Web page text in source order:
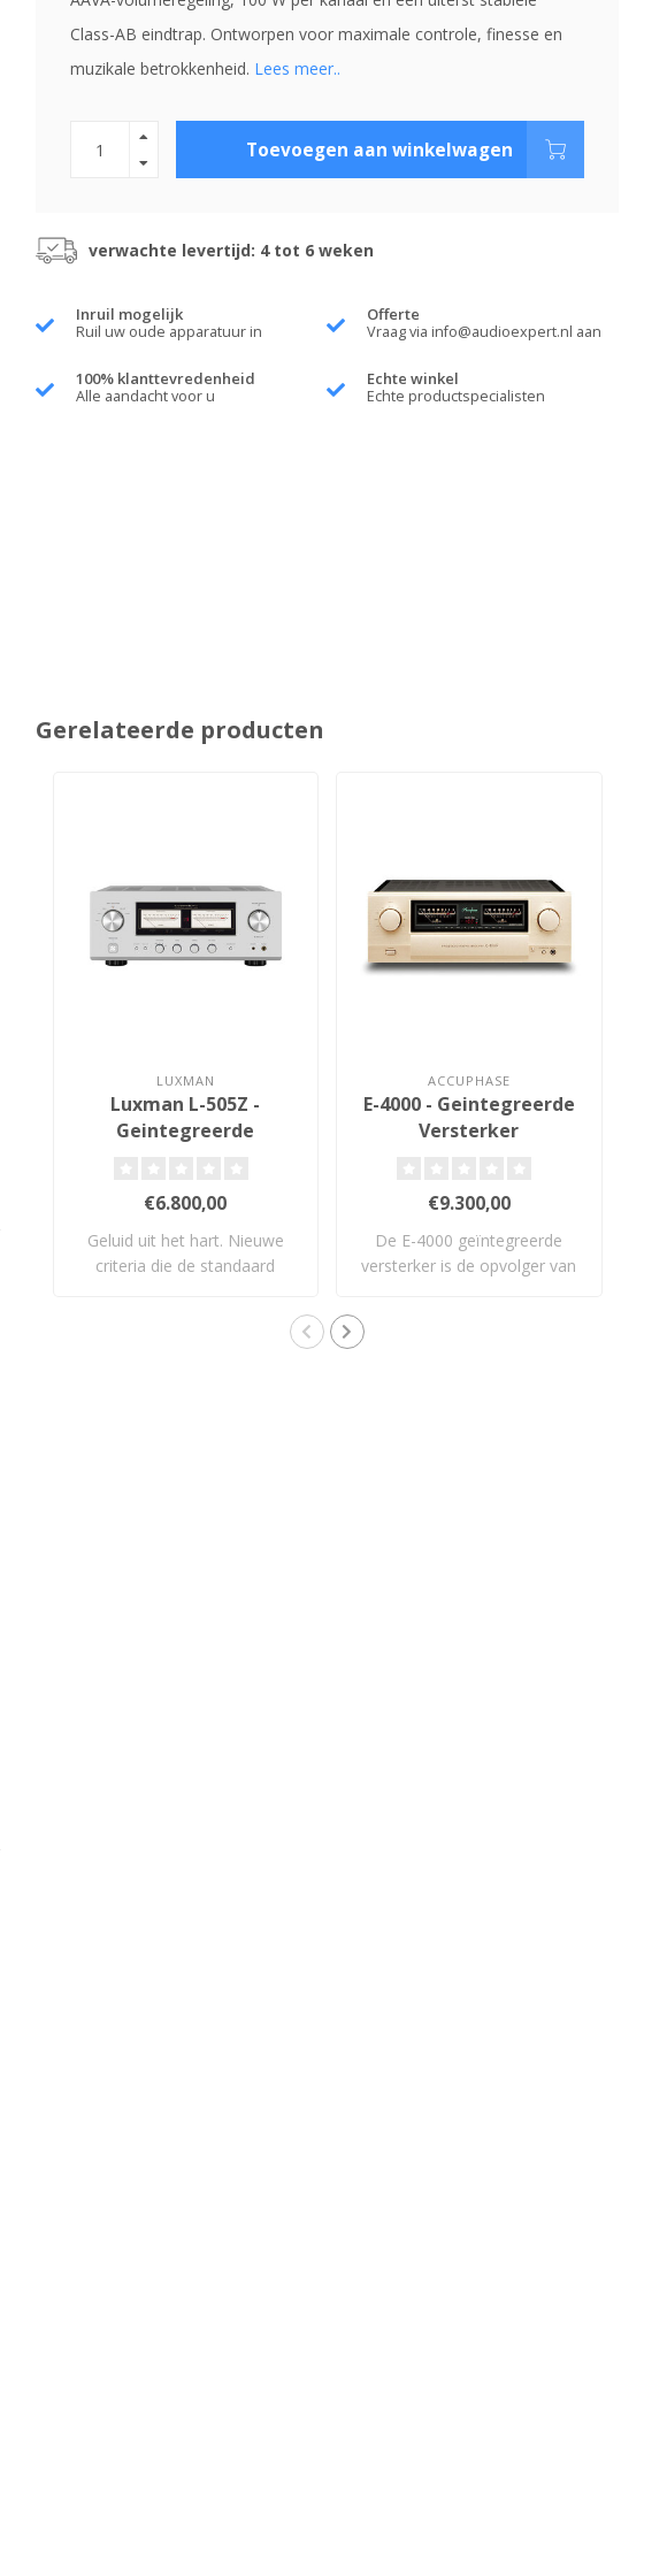
Class-AB eindtrap. Ontworpen voor maximale controle, finesse en
muzikale betrokkenheid. Lees meer..
Toevoegen aan winkelwagen
verwachte levertijd: 4 tot 6 weken
Inruil mogelijk
Ruil uw oude apparatuur in
Offerte
Vraag via info@audioexpert.nl aan
100% klanttevredenheid
Alle aandacht voor u
Echte winkel
Echte productspecialisten
Gerelateerde producten
LUXMAN
Luxman L-505Z -
Geintegreerde
€6.800,00
Geluid uit het hart. Nieuwe
criteria die de standaard
ACCUPHASE
E-4000 - Geintegreerde
Versterker
€9.300,00
De E-4000 geïntegreerde
versterker is de opvolger van